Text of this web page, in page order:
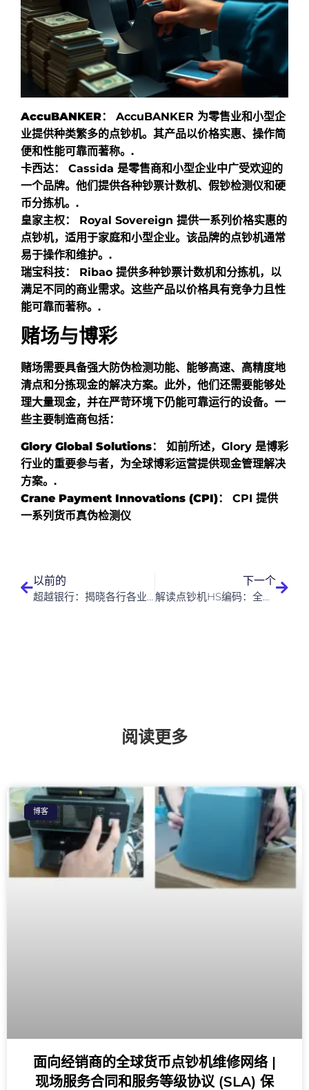
AccuBANKER：
AccuBANKER 为零售业和小型企
业提供种类繁多的点钞机。其产品以价格实惠、操作简
便和性能可靠而著称。.
卡西达：
Cassida 是零售商和小型企业中广受欢迎的
一个品牌。他们提供各种钞票计数机、假钞检测仪和硬
币分拣机。.
皇家主权：
Royal Sovereign 提供一系列价格实惠的
点钞机，适用于家庭和小型企业。该品牌的点钞机通常
易于操作和维护。.
瑞宝科技：
Ribao 提供多种钞票计数机和分拣机，以
满足不同的商业需求。这些产品以价格具有竞争力且性
能可靠而著称。.
赌场与博彩
赌场需要具备强大防伪检测功能、能够高速、高精度地
清点和分拣现金的解决方案。此外，他们还需要能够处
理大量现金，并在严苛环境下仍能可靠运行的设备。一
些主要制造商包括：
Glory Global Solutions：
如前所述，Glory 是博彩
行业的重要参与者，为全球博彩运营提供现金管理解决
方案。.
Crane Payment Innovations (CPI)：
CPI 提供
一系列货币真伪检测仪
以前的 下一个
解读点钞机HS编码：全球企业指南
阅读更多
博客
面向经销商的全球货币点钞机维修网络 |
现场服务合同和服务等级协议 (SLA) 保